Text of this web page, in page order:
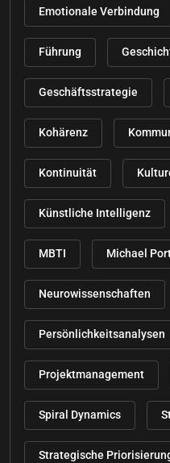
Emotionale Verbindung
Führung
Geschäftsstrategie
Kohärenz
Kontinuität
Künstliche Intelligenz
MBTI Michael
Neurowissenschaften
Persönlichkeitsanalysen
Projektmanagement
Spiral Dynamics
Strategische